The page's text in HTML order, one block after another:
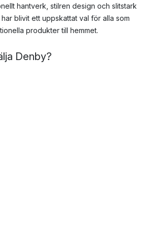
hantverk, stilren design och slitstark
blivit ett uppskattat val för alla som
produkter till hemmet.
Denby?